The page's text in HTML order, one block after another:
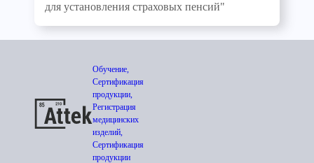
для установления страховых пенсий"
Обучение,
Сертификация
продукции,
Регистрация
медицинских
изделий,
Сертификация
продукции